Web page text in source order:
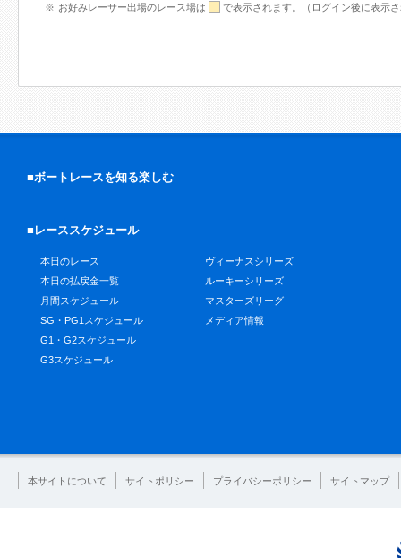
お好みレーサー出場のレース場は
で表示されます。（ログイン後に表示
■ボートレースを知る楽しむ
■レーススケジュール
本日のレース
本日の払戻金一覧
月間スケジュール
SG・PG1スケジュール
G1・G2スケジュール
G3スケジュール
ヴィーナスシリーズ
ルーキーシリーズ
マスターズリーグ
メディア情報
本サイトについて サイトポリシー プライバシーポリシー サイトマップ